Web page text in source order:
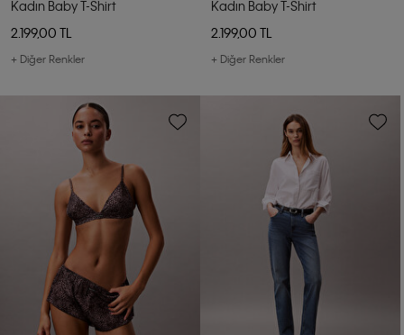
Kadın Baby T-Shirt
2.199,00 TL
+ Diğer Renkler
Kadın Baby T-Shirt
2.199,00 TL
+ Diğer Renkler